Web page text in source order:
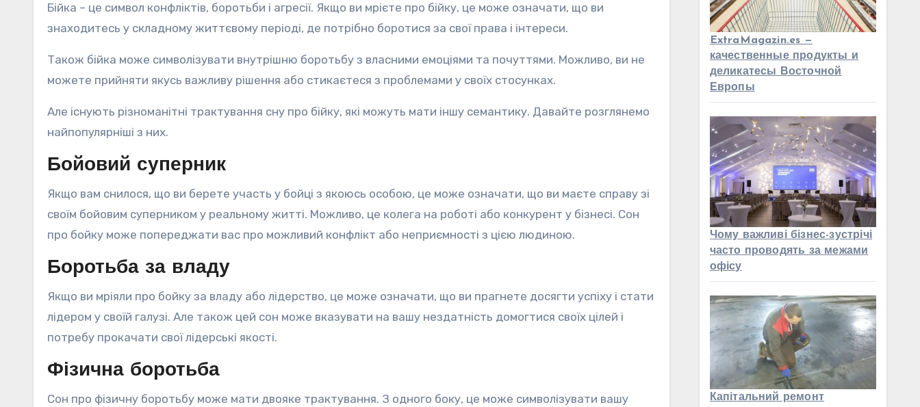
Бійка – це символ конфліктів, боротьби і агресії. Якщо ви мрієте про бійку, це може означати, що ви
знаходитесь у складному життєвому періоді, де потрібно боротися за свої права і інтереси.
Також бійка може символізувати внутрішню боротьбу з власними емоціями та почуттями. Можливо, ви не
можете прийняти якусь важливу рішення або стикаєтеся з проблемами у своїх стосунках.
Але існують різноманітні трактування сну про бійку, які можуть мати іншу семантику. Давайте розглянемо
найпопулярніші з них.
Бойовий суперник
Якщо вам снилося, що ви берете участь у бойці з якоюсь особою, це може означати, що ви маєте справу зі
своїм бойовим суперником у реальному житті. Можливо, це колега на роботі або конкурент у бізнесі. Сон
про бойку може попереджати вас про можливий конфлікт або неприємності з цією людиною.
Боротьба за владу
Якщо ви мріяли про бойку за владу або лідерство, це може означати, що ви прагнете досягти успіху і стати
лідером у своїй галузі. Але також цей сон може вказувати на вашу нездатність домогтися своїх цілей і
потребу прокачати свої лідерські якості.
Фізична боротьба
Сон про фізичну боротьбу може мати двояке трактування. З одного боку, це може символізувати вашу
ExtraMagazin.es —
качественные продукты и
деликатесы Восточной
Европы
Чому важливі бізнес-зустрічі
часто проводять за межами
офісу
Капітальний ремонт